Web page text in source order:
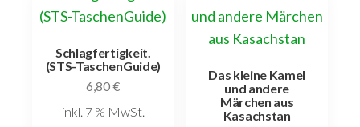
Schlagfertigkeit.
(STS-TaschenGuide)
6,80€
inkl. 7 % MwSt.
Das kleine Kamel
und andere
Märchen aus
Kasachstan